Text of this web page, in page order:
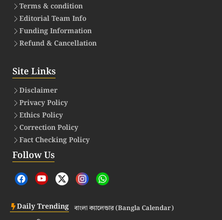
Terms & condition
Editorial Team Info
Funding Information
Refund & Cancellation
Site Links
Disclaimer
Privacy Policy
Ethics Policy
Correction Policy
Fact Checking Policy
Follow Us
Daily Trending বাংলা ক্যালেন্ডার (Bangla Calendar)